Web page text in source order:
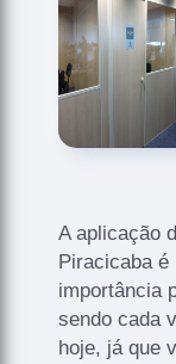
A aplicação
Piracicaba
importância
sendo cada
hoje, já que